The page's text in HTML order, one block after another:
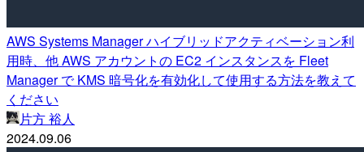
AWS Systems Manager ハイブリッドアクティベーション利
用時、他 AWS アカウントの EC2 インスタンスを Fleet
Manager で KMS 暗号化を有効化して使用する方法を教えて
ください
片方 裕人
2024.09.06